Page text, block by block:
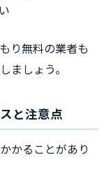
り無料の業者も
ましょう。
と注意点
かることがあり